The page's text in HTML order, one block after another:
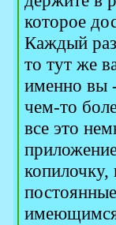
которое
Каждый
то тут же
именно вы -
чем-то
все это
копилочку,